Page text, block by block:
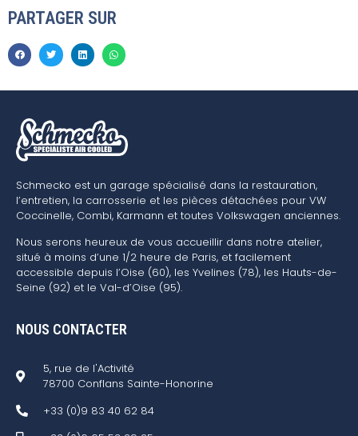
PARTAGER SUR
Schmecko est un garage spécialisé dans la restauration,
l’entretien, la carrosserie et les pièces détachées pour VW
Coccinelle, Combi, Karmann et toutes Volkswagen anciennes.
Nous serons heureux de vous accueillir dans notre atelier,
situé à moins d’une 1/2 heure de Paris, et facilement
accessible depuis l’Oise (60), les Yvelines (78), les Hauts-de-
Seine (92) et le Val-d’Oise (95).
NOUS CONTACTER
5, rue de l'Activité
78700 Conflans Sainte-Honorine
+33 (0)9 83 40 62 84